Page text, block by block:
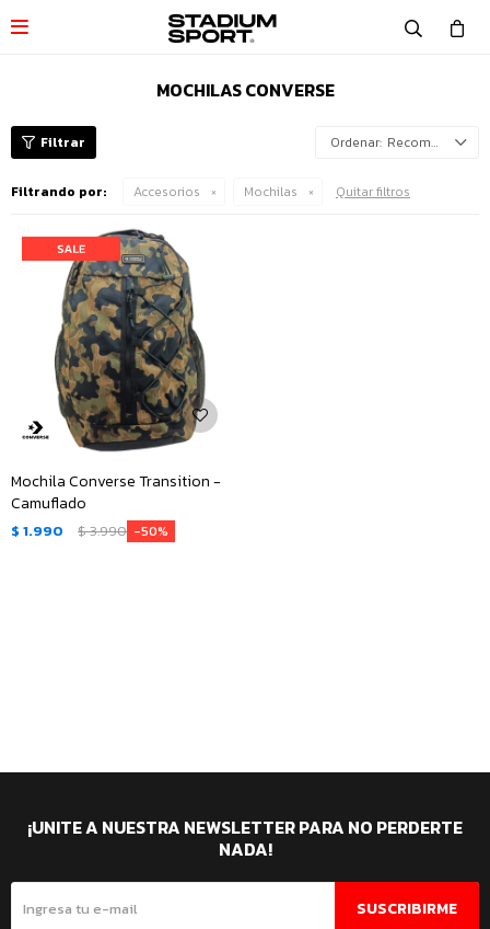

MOCHILAS CONVERSE
Recomendados
Filtrando por: Accesorios Mochilas Quitar filtros
Mochila Converse Transition -
Camuflado
$ 1.990 $3.990 50
¡UNITE A NUESTRA NEWSLETTER PARA NO PERDERTE
NADA!
SUSCRIBIRME